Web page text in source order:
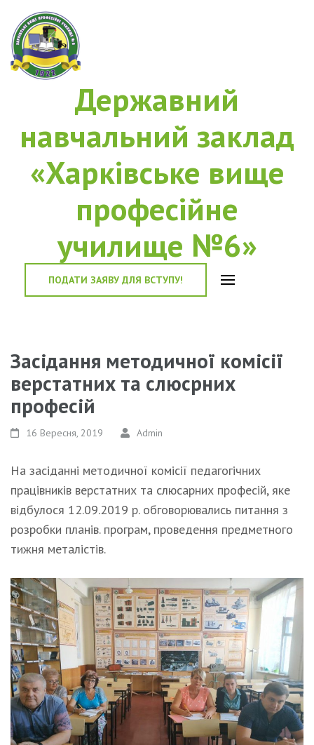
Державний
навчальний заклад
«Харківське вище
професійне
училище №6»
ПОДАТИ ЗАЯВУ ДЛЯ ВСТУПУ!
Засідання методичної комісії
верстатних та слюсрних
професій
16 Вересня, 2019 Admin
На засіданні методичної комісії педагогічних
працівників верстатних та слюсарних професій, яке
відбулося 12.09.2019 р. обговорювались питання з
розробки планів. програм, проведення предметного
тижня металістів.